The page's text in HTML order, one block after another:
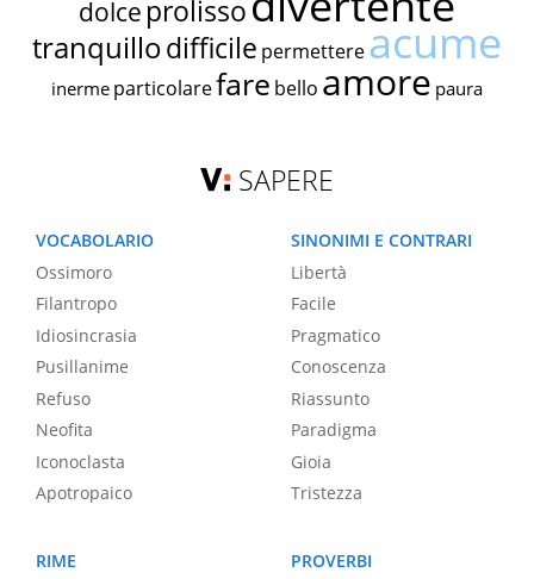
dolce prolisso
tranquillodifficile permettereacume
inerme particolarefare bello amore paura
SAPERE
VOCABOLARIO
Ossimoro
Filantropo
Idiosincrasia
Pusillanime
Refuso
Neofita
Iconoclasta
Apotropaico
SINONIMI E CONTRARI
Libertà
Facile
Pragmatico
Conoscenza
Riassunto
Paradigma
Gioia
Tristezza
RIME
PROVERBI